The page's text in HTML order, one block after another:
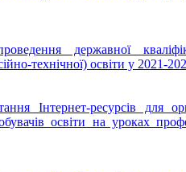
державної
технічної) освіти у 2021-
Інтернет-ресурсів для
освіти на уроках